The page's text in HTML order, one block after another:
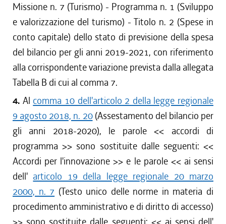
Missione n. 7 (Turismo) - Programma n. 1 (Sviluppo
e valorizzazione del turismo) - Titolo n. 2 (Spese in
conto capitale) dello stato di previsione della spesa
del bilancio per gli anni 2019-2021, con riferimento
alla corrispondente variazione prevista dalla allegata
Tabella B di cui al comma 7.
4. Al comma 10 dell'articolo 2 della legge regionale
9 agosto 2018, n. 20(Assestamento del bilancio per
gli anni 2018-2020), le parole << accordi di
programma >> sono sostituite dalle seguenti: <<
Accordi per l'innovazione >> e le parole << ai sensi
dell' articolo 19 della legge regionale 20 marzo
2000, n. 7 (Testo unico delle norme in materia di
procedimento amministrativo e di diritto di accesso)